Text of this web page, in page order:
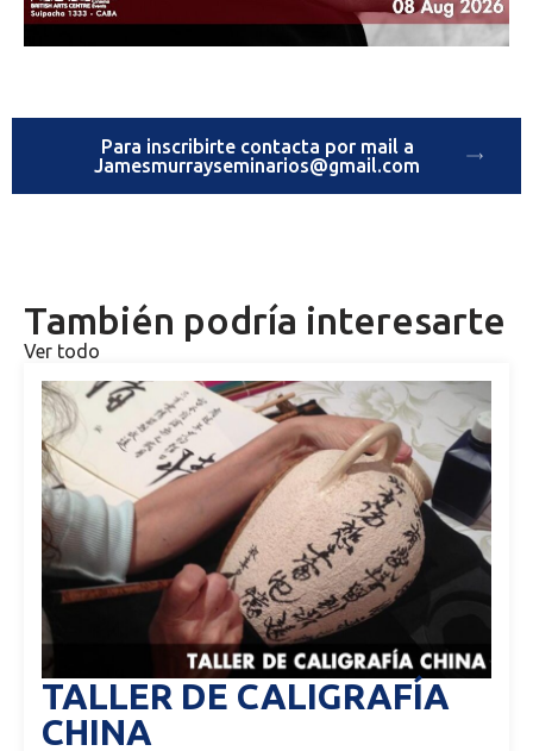
Para inscribirte contacta por mail a
Jamesmurrayseminarios@gmail.com
También podría interesarte
Ver todo
TALLER DE CALIGRAFÍA
CHINA